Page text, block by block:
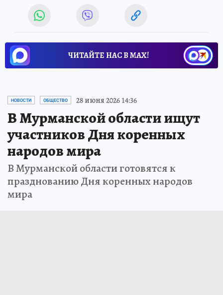
ЧИТАЙТЕ НАС В МАХ!
НОВОСТИ ОБЩЕСТВО 28 июня 2026 14:36
В Мурманской области ищут
участников Дня коренных
народов мира
В Мурманской области готовятся к
празднованию Дня коренных народов
мира